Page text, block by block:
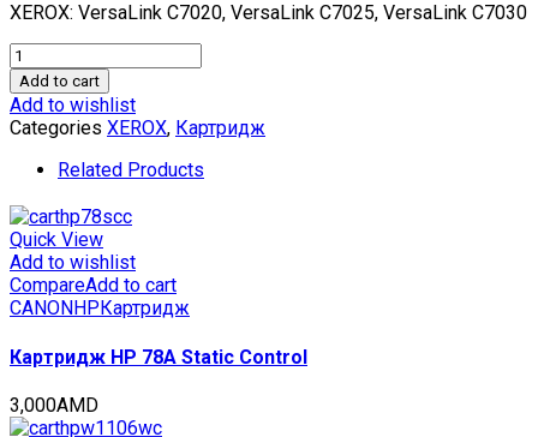
XEROX: VersaLink C7020, VersaLink C7025, VersaLink C7030
Тонер-
картридж
(CPT,
CE08)
106R03745
для
VersaLink
C7020/C7025/C7030
(CET)
Black,
330г,
стр.,
CET141605
quantity
Add to cart
Add to wishlist
Categories XEROX, Картридж
Related Products
Quick View
Add to wishlist
CompareAdd to cart
CANON HP Картридж
Картридж HP 78A Static Control
3,000AMD